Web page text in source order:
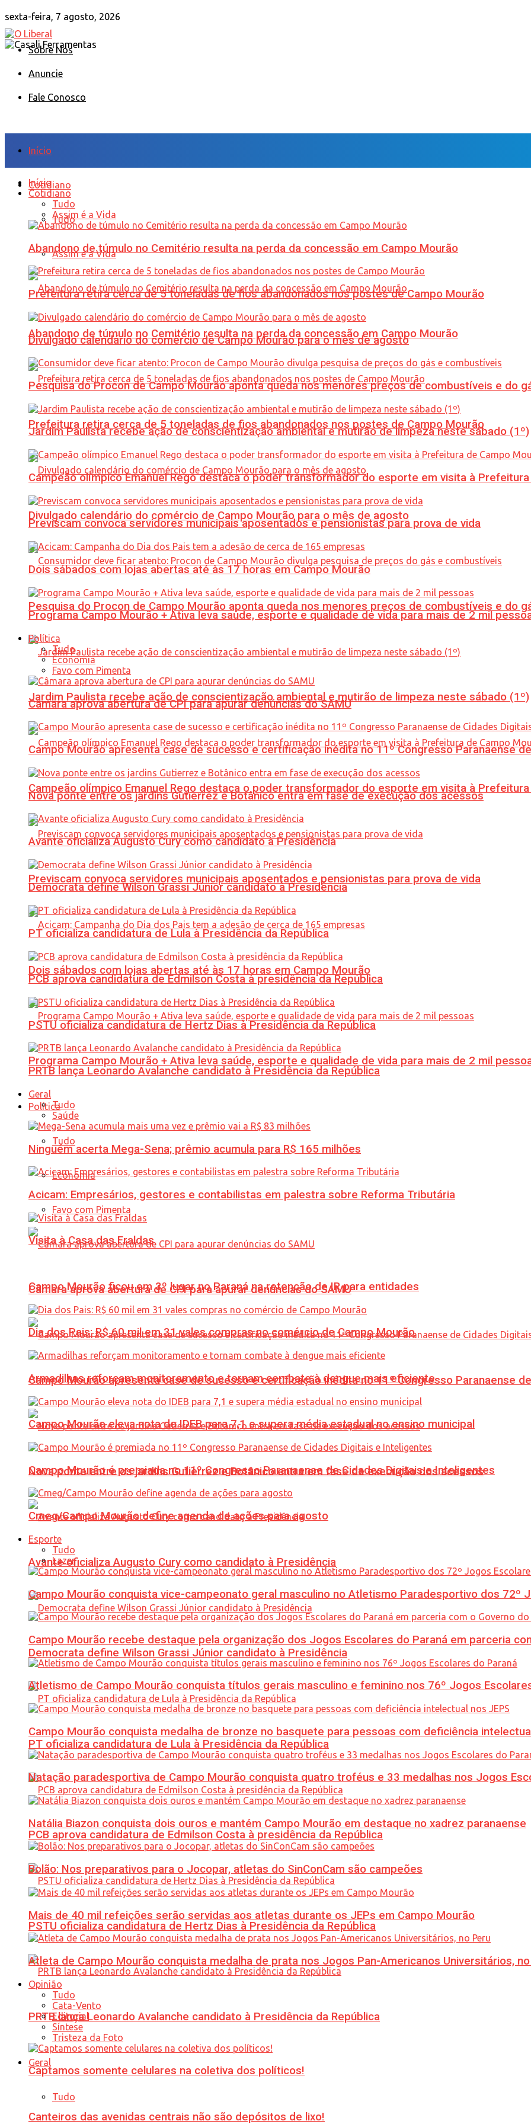
sexta-feira, 7 agosto, 2026
Sobre Nós
Anuncie
Fale Conosco
Início
Cotidiano
Tudo
Assim é a Vida
Abandono de túmulo no Cemitério resulta na perda da concessão em Campo Mourão
Prefeitura retira cerca de 5 toneladas de fios abandonados nos postes de Campo Mourão
Divulgado calendário do comércio de Campo Mourão para o mês de agosto
Pesquisa do Procon de Campo Mourão aponta queda nos menores preços de combustíveis e do
Jardim Paulista recebe ação de conscientização ambiental e mutirão de limpeza neste sábado (1º)
Campeão olímpico Emanuel Rego destaca o poder transformador do esporte em visita à
Previscam convoca servidores municipais aposentados e pensionistas para prova de vida
Dois sábados com lojas abertas até às 17 horas em Campo Mourão
Programa Campo Mourão + Ativa leva saúde, esporte e qualidade de vida para mais de 2 mil
Política
Tudo
Economia
Favo com Pimenta
Câmara aprova abertura de CPI para apurar denúncias do SAMU
Campo Mourão apresenta case de sucesso e certificação inédita no 11º Congresso Paranaense
Nova ponte entre os jardins Gutierrez e Botânico entra em fase de execução dos acessos
Avante oficializa Augusto Cury como candidato à Presidência
Democrata define Wilson Grassi Júnior candidato à Presidência
PT oficializa candidatura de Lula à Presidência da República
PCB aprova candidatura de Edmilson Costa à presidência da República
PSTU oficializa candidatura de Hertz Dias à Presidência da República
PRTB lança Leonardo Avalanche candidato à Presidência da República
Geral
Tudo
Início
Cotidiano
Tudo
Assim é a Vida
Abandono de túmulo no Cemitério resulta na perda da concessão em Campo Mourão
Prefeitura retira cerca de 5 toneladas de fios abandonados nos postes de Campo Mourão
Divulgado calendário do comércio de Campo Mourão para o mês de agosto
Pesquisa do Procon de Campo Mourão aponta queda nos menores preços de combustíveis e do
Jardim Paulista recebe ação de conscientização ambiental e mutirão de limpeza neste sábado (1º)
Campeão olímpico Emanuel Rego destaca o poder transformador do esporte em visita à
Previscam convoca servidores municipais aposentados e pensionistas para prova de vida
Dois sábados com lojas abertas até às 17 horas em Campo Mourão
Programa Campo Mourão + Ativa leva saúde, esporte e qualidade de vida para mais de 2 mil
Política
Tudo
Economia
Favo com Pimenta
Câmara aprova abertura de CPI para apurar denúncias do SAMU
Campo Mourão apresenta case de sucesso e certificação inédita no 11º Congresso Paranaense
Nova ponte entre os jardins Gutierrez e Botânico entra em fase de execução dos acessos
Avante oficializa Augusto Cury como candidato à Presidência
Democrata define Wilson Grassi Júnior candidato à Presidência
PT oficializa candidatura de Lula à Presidência da República
PCB aprova candidatura de Edmilson Costa à presidência da República
PSTU oficializa candidatura de Hertz Dias à Presidência da República
PRTB lança Leonardo Avalanche candidato à Presidência da República
Geral
Tudo
Saúde
Ninguém acerta Mega-Sena; prêmio acumula para R$ 165 milhões
Acicam: Empresários, gestores e contabilistas em palestra sobre Reforma Tributária
Visita à Casa das Fraldas
Campo Mourão ficou em 3º lugar no Paraná na retenção de IR para entidades
Dia dos Pais: R$ 60 mil em 31 vales compras no comércio de Campo Mourão
Armadilhas reforçam monitoramento e tornam combate à dengue mais eficiente
Campo Mourão eleva nota do IDEB para 7,1 e supera média estadual no ensino municipal
Campo Mourão é premiada no 11º Congresso Paranaense de Cidades Digitais e Inteligentes
Cmeg/Campo Mourão define agenda de ações para agosto
Esporte
Tudo
Lazer
Campo Mourão conquista vice-campeonato geral masculino no Atletismo Paradesportivo dos 72º
Campo Mourão recebe destaque pela organização dos Jogos Escolares do Paraná em parceria
Atletismo de Campo Mourão conquista títulos gerais masculino e feminino nos 76º Jogos
Campo Mourão conquista medalha de bronze no basquete para pessoas com deficiência
Natação paradesportiva de Campo Mourão conquista quatro troféus e 33 medalhas nos Jogos
Natália Biazon conquista dois ouros e mantém Campo Mourão em destaque no xadrez paranaense
Bolão: Nos preparativos para o Jocopar, atletas do SinConCam são campeões
Mais de 40 mil refeições serão servidas aos atletas durante os JEPs em Campo Mourão
Atleta de Campo Mourão conquista medalha de prata nos Jogos Pan-Americanos Universitários,
Opinião
Tudo
Cata-Vento
Editorial
Síntese
Tristeza da Foto
Captamos somente celulares na coletiva dos políticos!
Canteiros das avenidas centrais não são depósitos de lixo!